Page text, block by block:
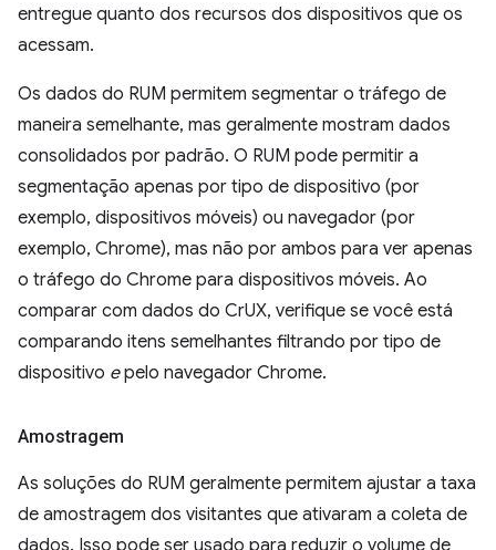
entregue quanto dos recursos dos dispositivos que os
acessam.
Os dados do RUM permitem segmentar o tráfego de
maneira semelhante, mas geralmente mostram dados
consolidados por padrão. O RUM pode permitir a
segmentação apenas por tipo de dispositivo (por
exemplo, dispositivos móveis) ou navegador (por
exemplo, Chrome), mas não por ambos para ver apenas
o tráfego do Chrome para dispositivos móveis. Ao
comparar com dados do CrUX, verifique se você está
comparando itens semelhantes filtrando por tipo de
dispositivo epelo navegador Chrome.
Amostragem
As soluções do RUM geralmente permitem ajustar a taxa
de amostragem dos visitantes que ativaram a coleta de
dados. Isso pode ser usado para reduzir o volume de